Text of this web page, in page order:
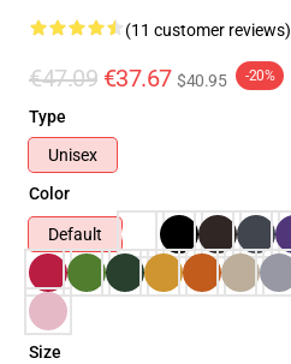
(11 customer reviews)
€47.09 €37.67 $40.95 -20%
Type
Unisex
Color
Default
Size